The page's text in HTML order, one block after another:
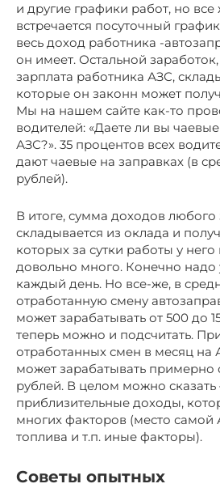
и другие графики работ, но
встречается посуточный
весь доход работника -
он имеет. Остальной заработок,
зарплата работника АЗС,
которые он законн может
Мы на нашем сайте как-то
водителей: «Даете ли вы
АЗС?». 35 процентов всех
дают чаевые на заправках (в
рублей).
В итоге, сумма доходов
складывается из оклада и
которых за сутки работы у
довольно много. Конечно надо
каждый день. Но все-же, в
отработанную смену
может зарабатывать от 500 до
теперь можно и подсчитать.
отработанных смен в месяц на
может зарабатывать примерно
рублей. В целом можно
приблизительные доходы,
многих факторов (место самой
топлива и т.п. иные факторы).
Советы опытных